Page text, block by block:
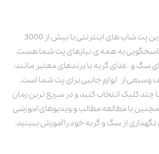
پت استور به عنوان یکی از قدیمی‌ترین پت شاپ های اینترنتی با بیش از 3000
پاسخگویی به همه ی نیازهای پت شما هست.
سگ و غذای گربه با برندهای معتبر مانند:
وسیعی از لوازم جانبی برای پت شما است.
چند کلیک انتخاب کنید و در سریع ترین زمان
با مطالعه مطالب و ویدیوهای آموزشی
نگهداری از سگ و گربه خود را آموزش ببینید.